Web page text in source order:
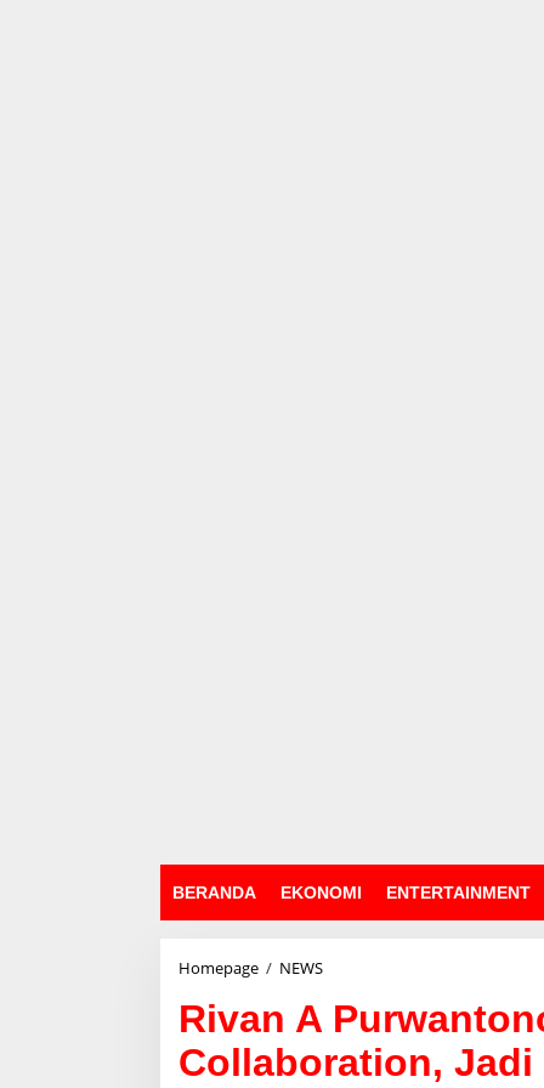
BERANDA EKONOMI ENTERTAINMENT
Homepage / NEWS
n
A
Rivan A
Collaboration,